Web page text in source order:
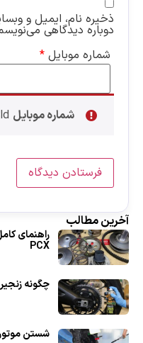
ذخیره نام، ایمیل و
دوباره دیدگاهی
شماره موبایل *
شماره موبایل
آخرین مطالب
PCX
چگونه
شستن